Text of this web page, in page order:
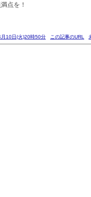
点を！
10日(火)20時50分 この記事のURL